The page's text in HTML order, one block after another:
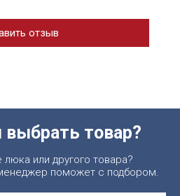
выбрать товар?
или другого товара?
поможет с подбором.